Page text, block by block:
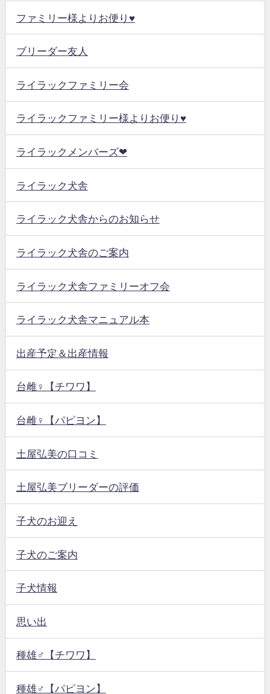
ファミリー様よりお便り♥
ブリーダー友人
ライラックファミリー会
ライラックファミリー様よりお便り♥
ライラックメンバーズ❤
ライラック犬舎
ライラック犬舎からのお知らせ
ライラック犬舎のご案内
ライラック犬舎ファミリーオフ会
ライラック犬舎マニュアル本
出産予定＆出産情報
台雌♀【チワワ】
台雌♀【パピヨン】
土屋弘美の口コミ
土屋弘美ブリーダーの評価
子犬のお迎え
子犬のご案内
子犬情報
思い出
種雄♂【チワワ】
種雄♂【パピヨン】